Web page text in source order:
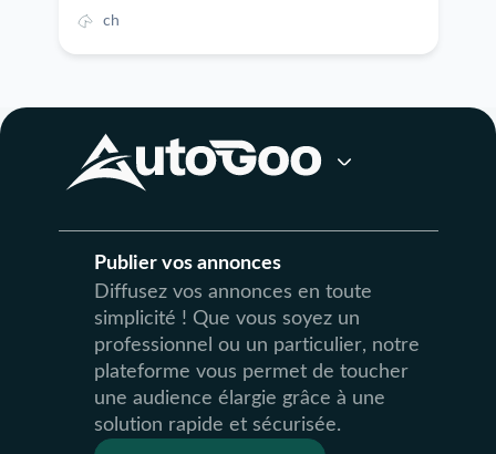
ch
Publier vos annonces
Diffusez vos annonces en toute
simplicité ! Que vous soyez un
professionnel ou un particulier, notre
plateforme vous permet de toucher
une audience élargie grâce à une
solution rapide et sécurisée.